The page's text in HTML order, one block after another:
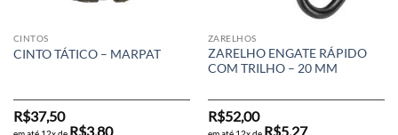
CINTOS
CINTO TÁTICO – MARPAT
R$37,50
R$3,80
ZARELHOS
ZARELHO ENGATE RÁPIDO
COM TRILHO – 20 MM
R$52,00
R$5,27